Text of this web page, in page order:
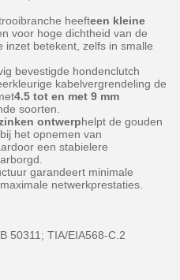
heefteen kleine
voor hoge dichtheid van de
inzet betekent, zelfs in smalle
bevestigde hondenclutch
kabelvergrendeling de
4.5 tot en met 9 mm
soorten.
ontwerphelpt de gouden
het opnemen van
een stabielere
garandeert minimale
netwerkprestaties.
50311; TIA/EIA568-C.2